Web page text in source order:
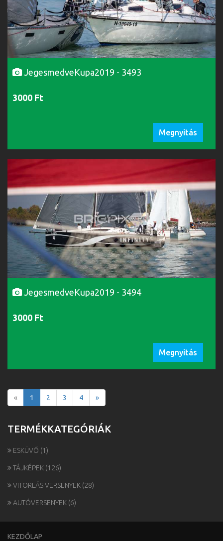
JegesmedveKupa2019 - 3493
3000 Ft
Megnyitás
JegesmedveKupa2019 - 3494
3000 Ft
Megnyitás
« 1 2 3 4 »
TERMÉKKATEGÓRIÁK
ESKÜVŐ (1)
TÁJKÉPEK (126)
VITORLÁS VERSENYEK (28)
AUTÓVERSENYEK (6)
KEZDŐLAP